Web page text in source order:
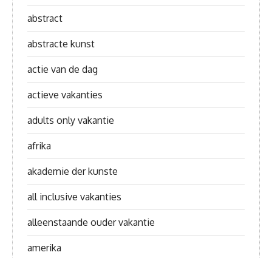
abstract
abstracte kunst
actie van de dag
actieve vakanties
adults only vakantie
afrika
akademie der kunste
all inclusive vakanties
alleenstaande ouder vakantie
amerika